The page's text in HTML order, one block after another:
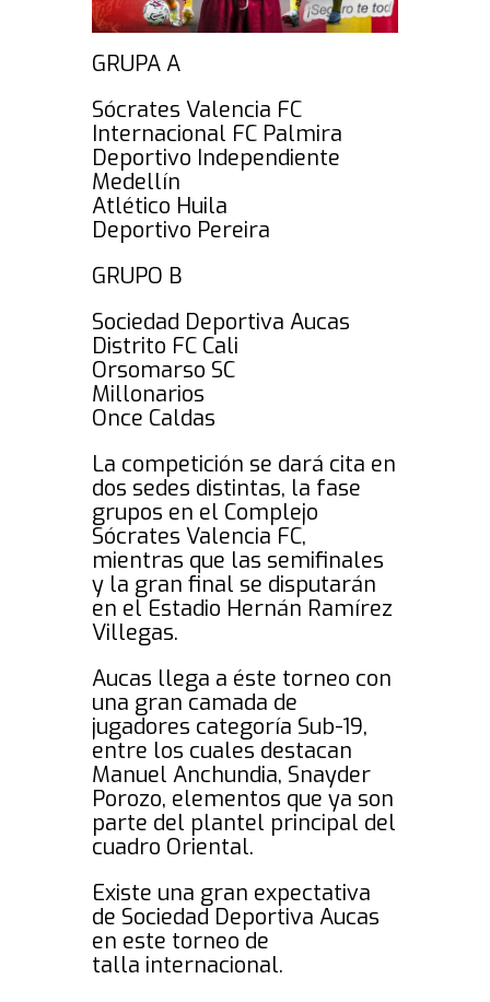
GRUPA A
Sócrates Valencia FC
Internacional FC Palmira
Deportivo Independiente
Medellín
Atlético Huila
Deportivo Pereira
GRUPO B
Sociedad Deportiva Aucas
Distrito FC Cali
Orsomarso SC
Millonarios
Once Caldas
La competición se dará cita en
dos sedes distintas, la fase
grupos en el Complejo
Sócrates Valencia FC,
mientras que las semifinales
y la gran final se disputarán
en el Estadio Hernán Ramírez
Villegas.
Aucas llega a éste torneo con
una gran camada de
jugadores categoría Sub-19,
entre los cuales destacan
Manuel Anchundia, Snayder
Porozo, elementos que ya son
parte del plantel principal del
cuadro Oriental.
Existe una gran expectativa
de Sociedad Deportiva Aucas
en este torneo de
talla internacional.